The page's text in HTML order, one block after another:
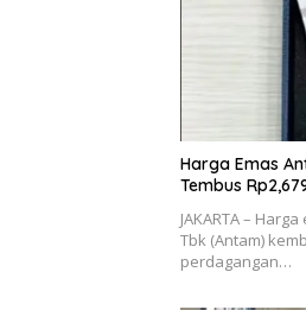
Harga Emas
Tembus
JAKARTA –
Tbk (Antam)
perdagangan…